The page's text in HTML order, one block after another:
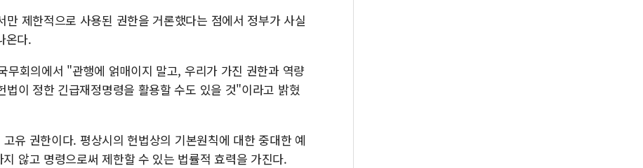
제한적으로 사용된 권한을 거론했다는 점에서 정부가 사실
온다.
무회의에서 "관행에 얽매이지 말고, 우리가 가진 권한과 역량
이 정한 긴급재정명령을 활용할 수도 있을 것"이라고 밝혔
유 권한이다. 평상시의 헌법상의 기본원칙에 대한 중대한 예
않고 명령으로써 제한할 수 있는 법률적 효력을 가진다.